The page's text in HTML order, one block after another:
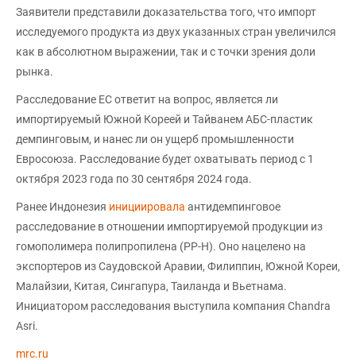
Заявители представили доказательства того, что импорт
исследуемого продукта из двух указанных стран увеличился
как в абсолютном выражении, так и с точки зрения доли
рынка.
Расследование ЕС ответит на вопрос, является ли
импортируемый Южной Кореей и Тайванем АБС-пластик
демпинговым, и нанес ли он ущерб промышленности
Евросоюза. Расследование будет охватывать период с 1
октября 2023 года по 30 сентября 2024 года.
Ранее Индонезия инициировала антидемпинговое
расследование в отношении импортируемой продукции из
гомополимера полипропилена (PP-H). Оно нацелено на
экспортеров из Саудовской Аравии, Филиппин, Южной Кореи,
Малайзии, Китая, Сингапура, Таиланда и Вьетнама.
Инициатором расследования выступила компания Chandra
Asri.
mrc.ru